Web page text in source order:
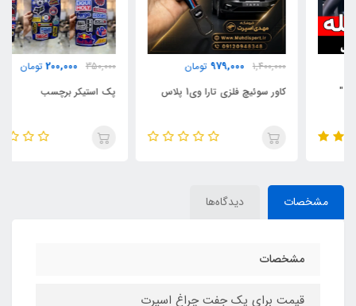
979,000 تومان
کاور سوئیچ فلزی تارا وی1 پلاس
200,000 تومان
پک استیکر برچسب
مشخصات دیدگاه‌ها
مشخصات
قیمت برای یک جفت چراغ اسپرت